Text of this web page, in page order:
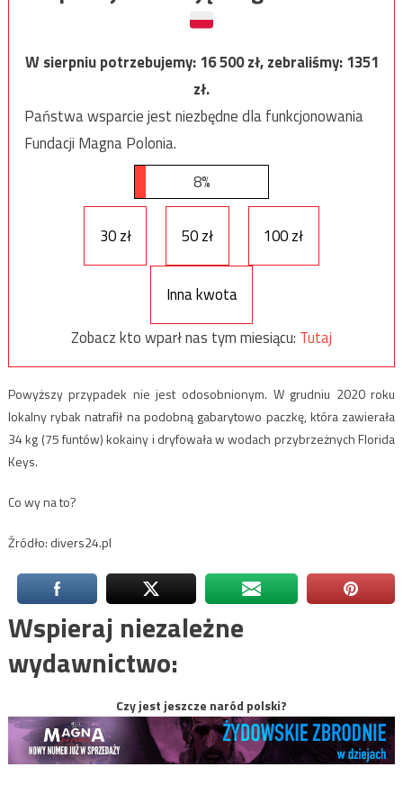
W sierpniu potrzebujemy:16 500zł, zebraliśmy:1351
zł.
Państwa wsparcie jest niezbędne dla funkcjonowania
Fundacji Magna Polonia.
8%
30 zł 50 zł 100 zł
Inna kwota
Zobacz kto wparł nas tym miesiącu: Tutaj
Powyższy przypadek nie jest odosobnionym. W grudniu 2020 roku
lokalny rybak natrafił na podobną gabarytowo paczkę, która zawierała
34 kg (75 funtów) kokainy i dryfowała w wodach przybrzeżnych Florida
Keys.
Co wy na to?
Źródło: divers24.pl
Wspieraj niezależne
wydawnictwo:
Czy jest jeszcze naród polski?